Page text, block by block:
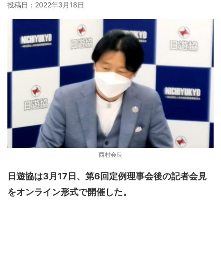
投稿日： 2022年3月18日
西村会長
日遊協は3月17日、第6回定例理事会後の記者会見
をオンライン形式で開催した。